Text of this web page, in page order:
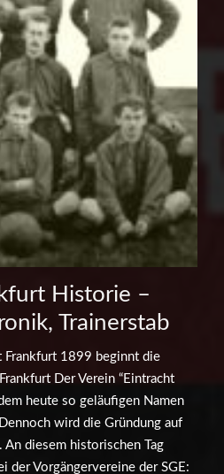
Historie –
Trainerstab
Frankfurt 1899 beginnt die
Der Verein “Eintracht
heute so geläufigen Namen
wird die Gründung auf
diesem historischen Tag
der Vorgängervereine der SGE: